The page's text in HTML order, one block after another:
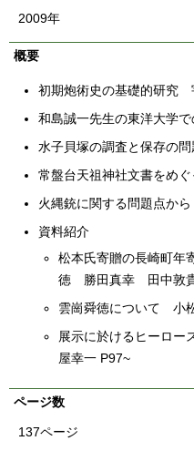
2009年
概要
初期炮術史の基礎的研究
和島誠一先生の東洋大学
水子貝塚の調査と保存の
常盤台天祖神社文書をめ
火縄銃に関する問題点か
資料紹介
松本氏寄贈の長崎町
徳 勝田真幸 田中敦
雲崗舜徳について 小
展示に於けるヒーロ
屋幸一 P97~
ページ数
137ページ